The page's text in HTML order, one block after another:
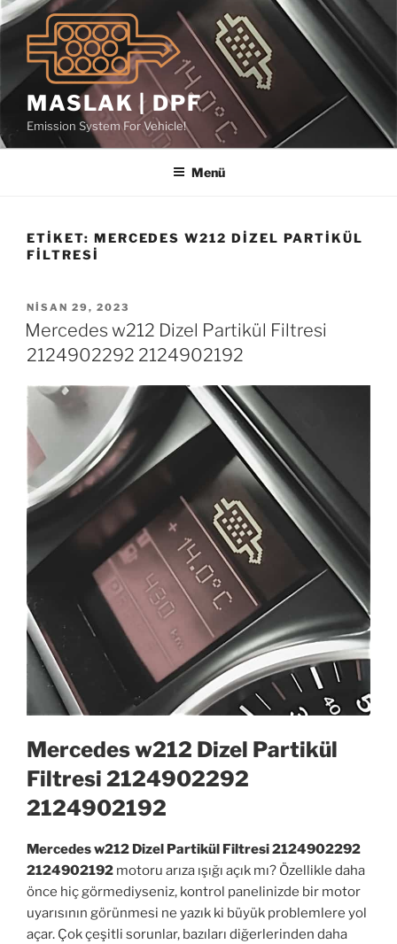
İçeriğe
geç
MASLAK | DPF
Emission System For Vehicle!
Menü
ETIKET: MERCEDES W212 DIZEL PARTIKÜL
FILTRESI
YAYIM
TARIHI
NISAN 29, 2023
Mercedes w212 Dizel Partikül Filtresi
2124902292 2124902192
Mercedes w212 Dizel Partikül
Filtresi 2124902292
2124902192
Mercedes w212 Dizel Partikül Filtresi 2124902292
2124902192 motoru arıza ışığı açık mı? Özellikle daha
önce hiç görmediyseniz, kontrol panelinizde bir motor
uyarısının görünmesi ne yazık ki büyük problemlere yol
açar. Çok çeşitli sorunlar, bazıları diğerlerinden daha